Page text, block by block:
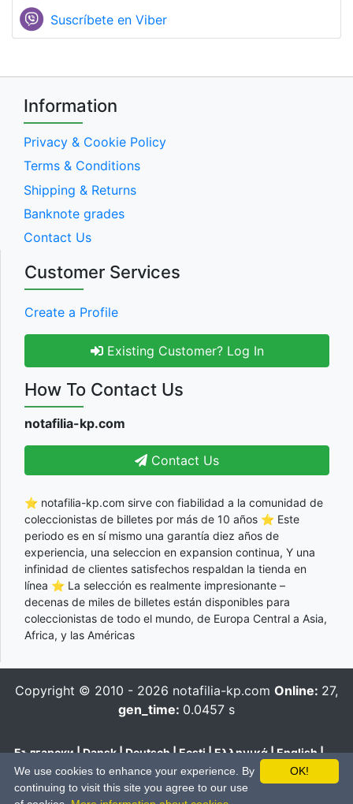
Suscríbete en Viber
Information
Privacy & Cookie Policy
Terms & Conditions
Shipping & Returns
Banknote grades
Contact Us
Customer Services
Create a Profile
Existing Customer? Log In
How To Contact Us
notafilia-kp.com
Contact Us
⭐ notafilia-kp.com sirve con fiabilidad a la comunidad de
coleccionistas de billetes por más de 10 años ⭐ Este
periodo es en sí mismo una garantía diez años de
experiencia, una seleccion en expansion continua, Y una
infinidad de clientes satisfechos respaldan la tienda en
línea ⭐ La selección es realmente impresionante –
decenas de miles de billetes están disponibles para
coleccionistas de todo el mundo, de Europa Central a Asia,
Africa, y las Américas
Copyright © 2010 - 2026 notafilia-kp.com Online: 27,
gen_time: 0.0457 s
Български|Dansk|Deutsch|Eesti|Ελληνικά|English|
Español|Français|Hrvatski|Italiano|Latviešu Lietuvių
Magyar|Nederlands|Polski|Português|Română|Pусский
OK!
We use cookies to enhance your experience. By
continuing to visit this site you agree to our use